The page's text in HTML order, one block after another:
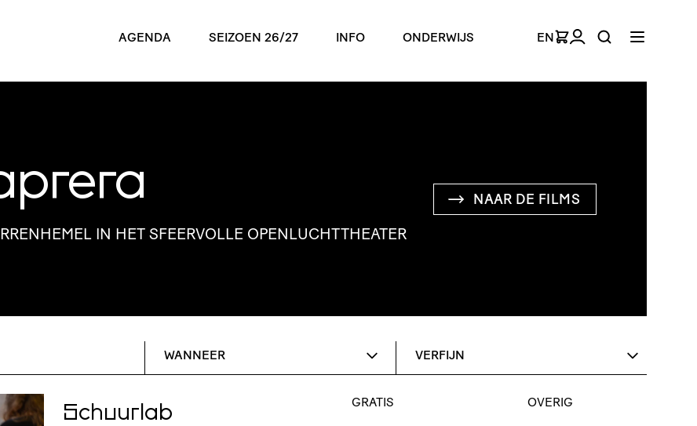
AGENDA SEIZOEN 26/27 INFO ONDERWIJS EN
IN HET SFEERVOLLE OPEN­LUCHT­THE­ATER
NAAR DE FILMS
WANNEER VERFIJN
Schuurlab
GRATIS OVERIG